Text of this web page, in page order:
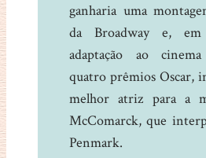
ganharia uma
da Broadway e,
adaptação ao
quatro prêmios Oscar,
melhor atriz para a
McComarck, que
Penmark.